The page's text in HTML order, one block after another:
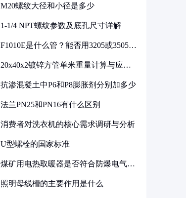
M20螺纹大径和小径是多少
1-1/4 NPT螺纹参数及底孔尺寸详解
F1010E是什么管？能否用3205或3505代
20x40x2镀锌方管单米重量计算与应用
抗渗混凝土中P6和P8膨胀剂分别加多少
法兰PN25和PN16有什么区别
消费者对洗衣机的核心需求调研与分析
U型螺栓的国家标准
煤矿用电热取暖器是否符合防爆电气设
照明母线槽的主要作用是什么